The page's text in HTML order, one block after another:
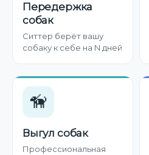
Передержка
собак
Ситтер берёт вашу
собаку к себе на N дней
🦮
Выгул собак
Профессиональная